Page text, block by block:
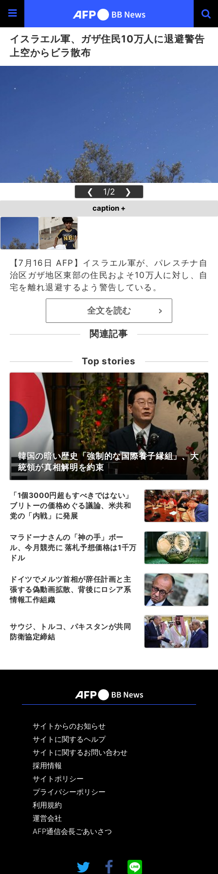
イスラエル軍、ガザ住民10万人に退避警告
上空からビラ散布
❮ 1/2 ❯
caption +
【7月16日 AFP】イスラエル軍が、パレスチナ自
治区ガザ地区東部の住民およそ10万人に対し、自
宅を離れ退避するよう警告している。
全文を読む >
関連記事
Top stories
韓国の暗い歴史「強制的な国際養子縁組」、大
統領が真相解明を約束
「1個3000円超もすべきではない」
ブリトーの価格めぐる議論、米共和
党の「内戦」に発展
マラドーナさんの「神の手」ボー
ル、今月競売に 落札予想価格は1千万
ドル
ドイツでメルツ首相が辞任計画と主
張する偽動画拡散、背後にロシア系
情報工作組織
サウジ、トルコ、パキスタンが共同
防衛協定締結
サイトからのお知らせ
サイトに関するヘルプ
サイトに関するお問い合わせ
採用情報
サイトポリシー
プライバシーポリシー
利用規約
運営会社
AFP通信会長ごあいさつ